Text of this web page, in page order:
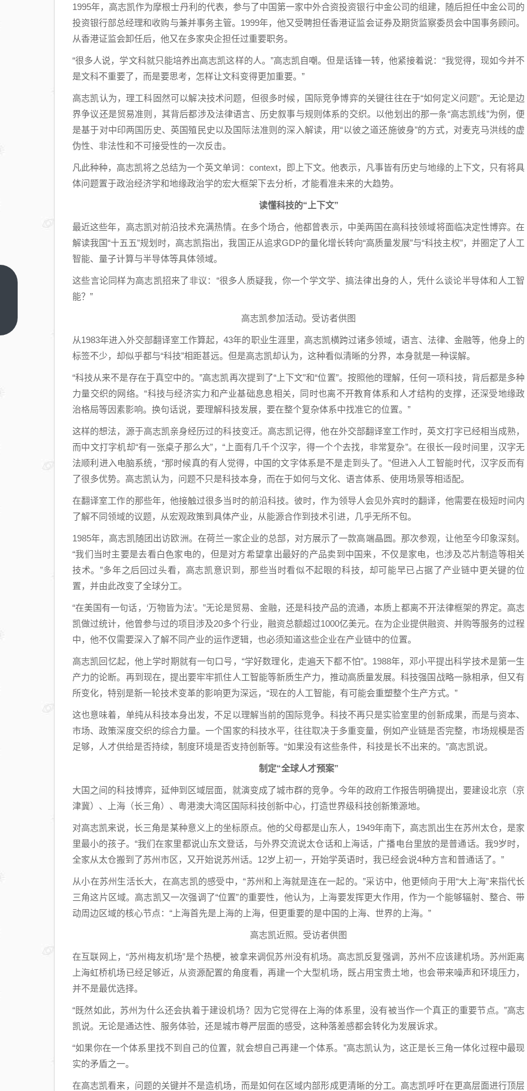
1995年，高志凯作为摩根士丹利的代表，参与了中国第一家中外合资投资银行中金公司的组建，随后担任中金公司的
投资银行部总经理和收购与兼并事务主管。1999年，他又受聘担任香港证监会证券及期货监察委员会中国事务顾问。
从香港证监会卸任后，他又在多家央企担任过重要职务。
“很多人说，学文科就只能培养出高志凯这样的人。”高志凯自嘲。但是话锋一转，他紧接着说：“我觉得，现如今并不
是文科不重要了，而是要思考，怎样让文科变得更加重要。”
高志凯认为，理工科固然可以解决技术问题，但很多时候，国际竞争博弈的关键往往在于“如何定义问题”。无论是边
界争议还是贸易准则，其背后都涉及法律语言、历史叙事与规则体系的交织。以他划出的那一条“高志凯线”为例，便
是基于对中印两国历史、英国殖民史以及国际法准则的深入解读，用“以彼之道还施彼身”的方式，对麦克马洪线的虚
伪性、非法性和不可接受性的一次反击。
凡此种种，高志凯将之总结为一个英文单词：context，即上下文。他表示，凡事皆有历史与地缘的上下文，只有将具
体问题置于政治经济学和地缘政治学的宏大框架下去分析，才能看准未来的大趋势。
读懂科技的“上下文”
最近这些年，高志凯对前沿技术充满热情。在多个场合，他都曾表示，中美两国在高科技领域将面临决定性博弈。在
解读我国“十五五”规划时，高志凯指出，我国正从追求GDP的量化增长转向“高质量发展”与“科技主权”，并圈定了人工
智能、量子计算与半导体等具体领域。
这些言论同样为高志凯招来了非议：“很多人质疑我，你一个学文学、搞法律出身的人，凭什么谈论半导体和人工智
能？”
高志凯参加活动。受访者供图
从1983年进入外交部翻译室工作算起，43年的职业生涯里，高志凯横跨过诸多领域，语言、法律、金融等，他身上的
标签不少，却似乎都与“科技”相距甚远。但是高志凯却认为，这种看似清晰的分界，本身就是一种误解。
“科技从来不是存在于真空中的。”高志凯再次提到了“上下文”和“位置”。按照他的理解，任何一项科技，背后都是多种
力量交织的网络。“科技与经济实力和产业基础息息相关，同时也离不开教育体系和人才结构的支撑，还深受地缘政
治格局等因素影响。换句话说，要理解科技发展，要在整个复杂体系中找准它的位置。”
这样的想法，源于高志凯亲身经历过的科技变迁。高志凯记得，他在外交部翻译室工作时，英文打字已经相当成熟，
而中文打字机却“有一张桌子那么大”，“上面有几千个汉字，得一个个去找，非常复杂”。在很长一段时间里，汉字无
法顺利进入电脑系统，“那时候真的有人觉得，中国的文字体系是不是走到头了。”但进入人工智能时代，汉字反而有
了很多优势。高志凯认为，问题不只是科技本身，而在于如何与文化、语言体系、使用场景等相适配。
在翻译室工作的那些年，他接触过很多当时的前沿科技。彼时，作为领导人会见外宾时的翻译，他需要在极短时间内
了解不同领域的议题，从宏观政策到具体产业，从能源合作到技术引进，几乎无所不包。
1985年，高志凯随团出访欧洲。在荷兰一家企业的总部，对方展示了一款高端晶圆。那次参观，让他至今印象深刻。
“我们当时主要是去看白色家电的，但是对方希望拿出最好的产品卖到中国来，不仅是家电，也涉及芯片制造等相关
技术。”多年之后回过头看，高志凯意识到，那些当时看似不起眼的科技，却可能早已占据了产业链中更关键的位
置，并由此改变了全球分工。
“在美国有一句话，‘万物皆为法’。”无论是贸易、金融，还是科技产品的流通，本质上都离不开法律框架的界定。高志
凯做过统计，他曾参与过的项目涉及20多个行业，融资总额超过1000亿美元。在为企业提供融资、并购等服务的过程
中，他不仅需要深入了解不同产业的运作逻辑，也必须知道这些企业在产业链中的位置。
高志凯回忆起，他上学时期就有一句口号，“学好数理化，走遍天下都不怕”。1988年，邓小平提出科学技术是第一生
产力的论断。再到现在，提出要牢牢抓住人工智能等新质生产力，推动高质量发展。科技强国战略一脉相承，但又有
所变化，特别是新一轮技术变革的影响更为深远，“现在的人工智能，有可能会重塑整个生产方式。”
这也意味着，单纯从科技本身出发，不足以理解当前的国际竞争。科技不再只是实验室里的创新成果，而是与资本、
市场、政策深度交织的综合力量。一个国家的科技水平，往往取决于多重变量，例如产业链是否完整，市场规模是否
足够，人才供给是否持续，制度环境是否支持创新等。“如果没有这些条件，科技是长不出来的。”高志凯说。
制定“全球人才预案”
大国之间的科技博弈，延伸到区域层面，就演变成了城市群的竞争。今年的政府工作报告明确提出，要建设北京（京
津冀）、上海（长三角）、粤港澳大湾区国际科技创新中心，打造世界级科技创新策源地。
对高志凯来说，长三角是某种意义上的坐标原点。他的父母都是山东人，1949年南下，高志凯出生在苏州太仓，是家
里最小的孩子。“我们在家里都说山东文登话，与外界交流说太仓话和上海话，广播电台里放的是普通话。我9岁时，
全家从太仓搬到了苏州市区，又开始说苏州话。12岁上初一，开始学英语时，我已经会说4种方言和普通话了。”
从小在苏州生活长大，在高志凯的感受中，“苏州和上海就是连在一起的。”采访中，他更倾向于用“大上海”来指代长
三角这片区域。高志凯又一次强调了“位置”的重要性，他认为，上海要发挥更大作用，作为一个能够辐射、整合、带
动周边区域的核心节点：“上海首先是上海的上海，但更重要的是中国的上海、世界的上海。”
高志凯近照。受访者供图
在互联网上，“苏州梅友机场”是个热梗，被拿来调侃苏州没有机场。高志凯反复强调，苏州不应该建机场。苏州距离
上海虹桥机场已经足够近，从资源配置的角度看，再建一个大型机场，既占用宝贵土地，也会带来噪声和环境压力，
并不是最优选择。
“既然如此，苏州为什么还会执着于建设机场？因为它觉得在上海的体系里，没有被当作一个真正的重要节点。”高志
凯说。无论是通达性、服务体验，还是城市尊严层面的感受，这种落差感都会转化为发展诉求。
“如果你在一个体系里找不到自己的位置，就会想自己再建一个体系。”高志凯认为，这正是长三角一体化过程中最现
实的矛盾之一。
在高志凯看来，问题的关键并不是造机场，而是如何在区域内部形成更清晰的分工。高志凯呼吁在更高层面进行顶层